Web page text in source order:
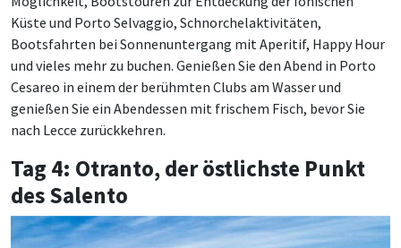
Küste und Porto Selvaggio, Schnorchelaktivitäten,
Bootsfahrten bei Sonnenuntergang mit Aperitif, Happy Hour
und vieles mehr zu buchen. Genießen Sie den Abend in Porto
Cesareo in einem der berühmten Clubs am Wasser und
genießen Sie ein Abendessen mit frischem Fisch, bevor Sie
nach Lecce zurückkehren.
Tag 4: Otranto, der östlichste Punkt
des Salento